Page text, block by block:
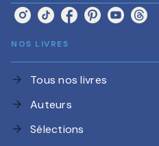
NOS LIVRES
arrow_forward Tous nos livres
arrow_forward Auteurs
arrow_forward Sélections